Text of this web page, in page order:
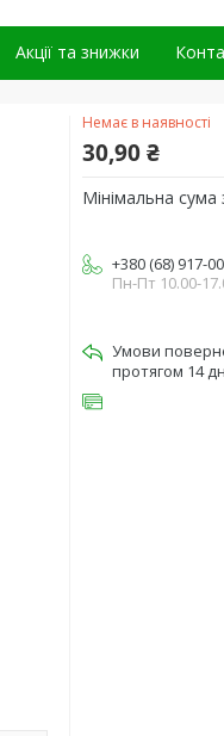
Акції та знижки
Немає в наявності
30,90 ₴
Мінімальна
+380 (68) 917-
Пн-Пт 10.00-
протягом 14